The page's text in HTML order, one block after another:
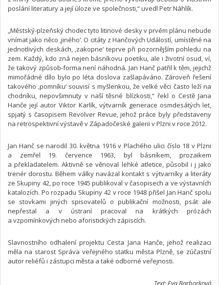
poslání literatury a její úloze ve společnosti,“ uvedl Petr Náhlík.
„Městský-plzeňský chodec tyto litinové desky v prvém plánu nebude
vnímat jako něco ‚jiného‘. O citáty z Hančových Událostí, umístěné na
jednotlivých deskách, ‚zakopne‘ teprve při pozornějším pohledu na
zem. Každý, kdo zná nejen básníkovu poetiku, ale i životní osud, ví,
že takový způsob-forma není náhodná. Jan Hanč patřil k těm, jejichž
mimořádné dílo bylo po léta doslova zašlapáváno. Zároveň řešení
takového ‚pomníku‘ souvisí s myšlenkou, že velké věci často leží na
chodníku, nepovšimnuty v naší těsné blízkosti,“ řekl o Cestě Jana
Hanče její autor Viktor Karlík, výtvarník generace osmdesátých let,
spjatý s časopisem Revolver Revue, jehož práce byly představeny
na retrospektivní výstavě v Západočeské galerii v Plzni v roce 2012.
Jan Hanč se narodil 30. května 1916 v Plachého ulici číslo 18 v Plzni
a zemřel 19. července 1963, byl básníkem, prozaikem
a překladatelem. Aktivně se věnoval lehké atletice, působil i j jako
trenér dorostu. Během války navázal kontakt s výtvarníky a literáty
ze Skupiny 42, po roce 1945 publikoval v časopisech a ve výstavních
katalozích. Po rozpadu Skupiny 42 v roce 1948 přišel Jan Hanč spolu
se stovkami jiných spisovatelů o publikační možnosti, psát ale
nepřestal a v ústraní pracoval na krátkých prózách
a vzpomínkových nebo aforistických zápiscích.
Slavnostního odhalení projektu Cesta Jana Hanče, jehož realizaci
měla na starost Správa veřejného statku města Plzně, se zúčastní
autor reliéfů i zástupci města a také odborné veřejnosti.
Text: Eva Barborková